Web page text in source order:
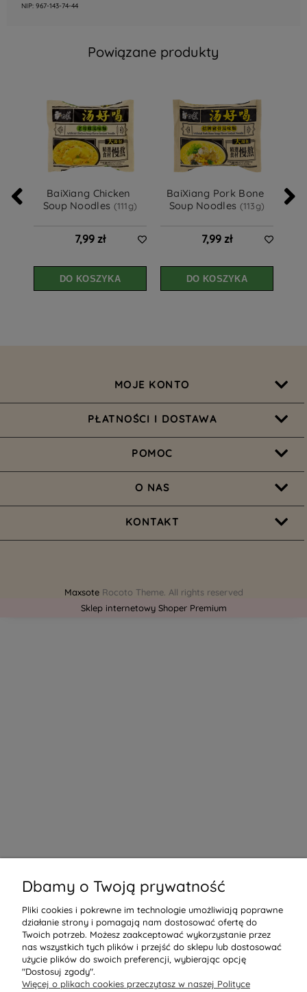
NIP: 967-143-74-44
Powiązane produkty
BaiXiang Chicken
Soup Noodles (111g)
7,99 zł
DO KOSZYKA
BaiXiang Pork Bone
Soup Noodles (113g)
7,99 zł
DO KOSZYKA
BaiXiang Spicy Beef
MOJE KONTO
PŁATNOŚCI I DOSTAWA
POMOC
O NAS
KONTAKT
MaxsoteRocoto Theme. All rights reserved
Sklep internetowy Shoper Premium
Dbamy o Twoją prywatność
Pliki cookies i pokrewne im technologie umożliwiają poprawne
działanie strony i pomagają nam dostosować ofertę do
Twoich potrzeb. Możesz zaakceptować wykorzystanie przez
nas wszystkich tych plików i przejść do sklepu lub dostosować
użycie plików do swoich preferencji, wybierając opcję
"Dostosuj zgody".
Więcej o plikach cookies przeczytasz w naszej Polityce